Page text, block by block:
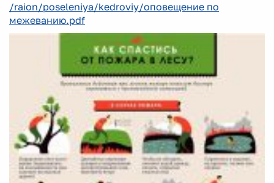
/raion/poseleniya/kedroviy/оповещение по
межеванию.pdf